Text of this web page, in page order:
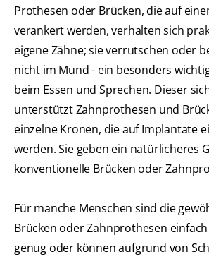
Prothesen oder Brücken, die auf
verankert werden, verhalten sich
eigene Zähne; sie verrutschen oder
nicht im Mund - ein besonders
beim Essen und Sprechen. Dieser
unterstützt Zahnprothesen und
einzelne Kronen, die auf Implantate
werden. Sie geben ein natürlicheres
konventionelle Brücken oder
Für manche Menschen sind die
Brücken oder Zahnprothesen
genug oder können aufgrund von